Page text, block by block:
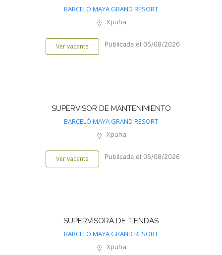
BARCELÓ MAYA GRAND RESORT
Xpuha
Ver vacante Publicada el 05/08/2026
SUPERVISOR DE MANTENIMIENTO
BARCELÓ MAYA GRAND RESORT
Xpuha
Ver vacante Publicada el 05/08/2026
SUPERVISORA DE TIENDAS
BARCELÓ MAYA GRAND RESORT
Xpuha